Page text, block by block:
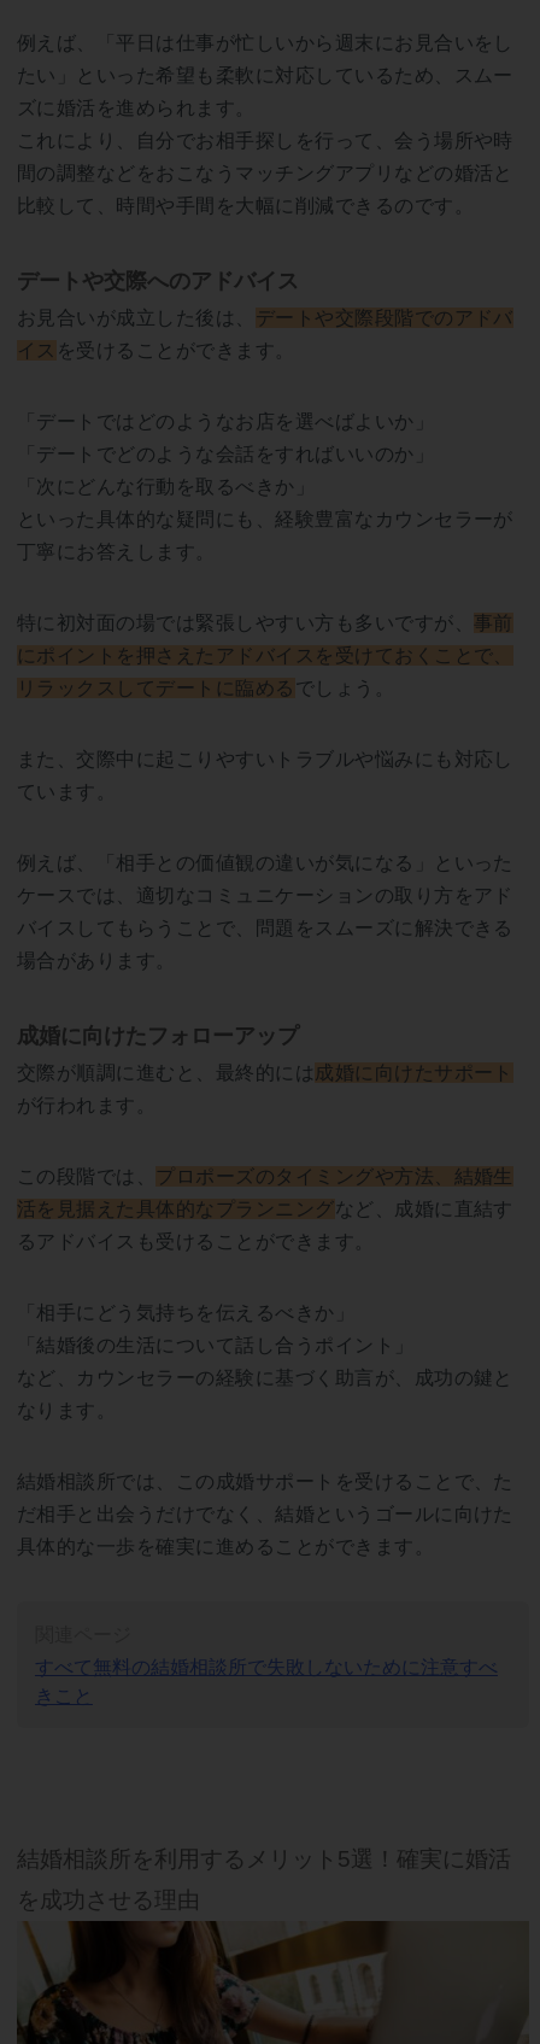
例えば、「平日は仕事が忙しいから週末にお見合いをし
たい」といった希望も柔軟に対応しているため、スムー
ズに婚活を進められます。
これにより、自分でお相手探しを行って、会う場所や時
間の調整などをおこなうマッチングアプリなどの婚活と
比較して、時間や手間を大幅に削減できるのです。
デートや交際へのアドバイス
お見合いが成立した後は、 デートや交際段階でのアドバ
イス を受けることができます。
「デートではどのようなお店を選べばよいか」
「デートでどのような会話をすればいいのか」
「次にどんな行動を取るべきか」
といった具体的な疑問にも、経験豊富なカウンセラーが
丁寧にお答えします。
特に初対面の場では緊張しやすい方も多いですが、 事前
にポイントを押さえたアドバイスを受けておくことで、
リラックスしてデートに臨める でしょう。
また、交際中に起こりやすいトラブルや悩みにも対応し
ています。
例えば、「相手との価値観の違いが気になる」といった
ケースでは、適切なコミュニケーションの取り方をアド
バイスしてもらうことで、問題をスムーズに解決できる
場合があります。
成婚に向けたフォローアップ
交際が順調に進むと、最終的には 成婚に向けたサポート
が行われます。
この段階では、 プロポーズのタイミングや方法、結婚生
活を見据えた具体的なプランニングなど、成婚に直結す
るアドバイスも受けることができます。
「相手にどう気持ちを伝えるべきか」
「結婚後の生活について話し合うポイント」
など、カウンセラーの経験に基づく助言が、成功の鍵と
なります。
結婚相談所では、この成婚サポートを受けることで、た
だ相手と出会うだけでなく、結婚というゴールに向けた
具体的な一歩を確実に進めることができます。
すべて無料の結婚相談所で失敗しないために注意すべ
きこと
結婚相談所を利用するメリット5選！確実に婚活
を成功させる理由